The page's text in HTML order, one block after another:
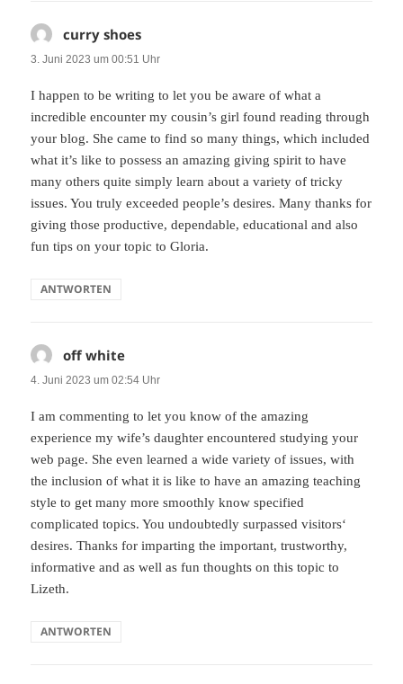
curry shoes
3. Juni 2023 um 00:51 Uhr
I happen to be writing to let you be aware of what a
incredible encounter my cousin’s girl found reading through
your blog. She came to find so many things, which included
what it’s like to possess an amazing giving spirit to have
many others quite simply learn about a variety of tricky
issues. You truly exceeded people’s desires. Many thanks for
giving those productive, dependable, educational and also
fun tips on your topic to Gloria.
ANTWORTEN
off white
4. Juni 2023 um 02:54 Uhr
I am commenting to let you know of the amazing
experience my wife’s daughter encountered studying your
web page. She even learned a wide variety of issues, with
the inclusion of what it is like to have an amazing teaching
style to get many more smoothly know specified
complicated topics. You undoubtedly surpassed visitors‘
desires. Thanks for imparting the important, trustworthy,
informative and as well as fun thoughts on this topic to
Lizeth.
ANTWORTEN